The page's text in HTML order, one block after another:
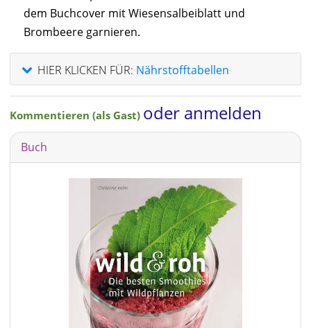
dem Buchcover mit Wiesensalbeiblatt und
Brombeere garnieren.
HIER KLICKEN FÜR: Nährstofftabellen
Kommentieren (als Gast) oder anmelden
Buch